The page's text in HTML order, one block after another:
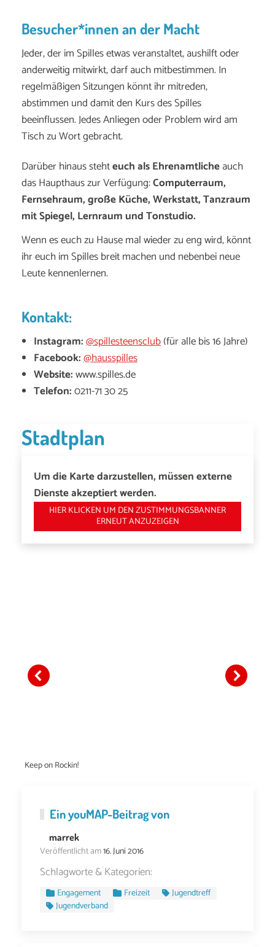
Besucher*innen an der Macht
Jeder, der im Spilles etwas veranstaltet, aushilft oder
anderweitig mitwirkt, darf auch mitbestimmen. In
regelmäßigen Sitzungen könnt ihr mitreden,
abstimmen und damit den Kurs des Spilles
beeinflussen. Jedes Anliegen oder Problem wird am
Tisch zu Wort gebracht.
Darüber hinaus stehteuch als Ehrenamtlicheauch
das Haupthaus zur Verfügung:Computerraum,
Fernsehraum, große Küche, Werkstatt, Tanzraum
mit Spiegel, Lernraum und Tonstudio.
Wenn es euch zu Hause mal wieder zu eng wird, könnt
ihr euch im Spilles breit machen und nebenbei neue
Leute kennenlernen.
Kontakt:
Instagram:@spillesteensclub(für alle bis 16 Jahre)
Facebook:@hausspilles
Website:www.spilles.de
Telefon:0211-71 30 25
Stadtplan
Um die Karte darzustellen, müssen externe
Dienste akzeptiert werden.
HIER KLICKEN UM DEN ZUSTIMMUNGSBANNER
ERNEUT ANZUZEIGEN
Keep on Rockin!
EinyouMAP-Beitrag von
marrek
Veröffentlicht am16. Juni 2016
Schlagworte & Kategorien:
Engagement Freizeit
Jugendtreff
Jugendverband